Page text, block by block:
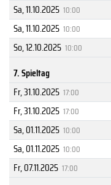
Sa, 11.10.2025 10:00
Sa, 11.10.2025 10:00
So, 12.10.2025 10:00
7. Spieltag
Fr, 31.10.2025 17:00
Fr, 31.10.2025 17:00
Sa, 01.11.2025 10:00
Sa, 01.11.2025 10:00
Fr, 07.11.2025 17:00